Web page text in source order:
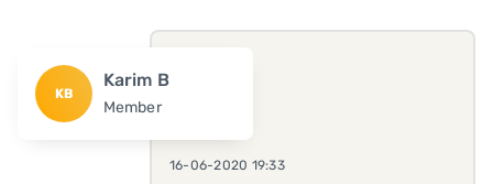
KB
Karim B
Member
16-06-2020 19:33